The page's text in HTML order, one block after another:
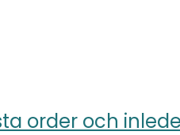
order och